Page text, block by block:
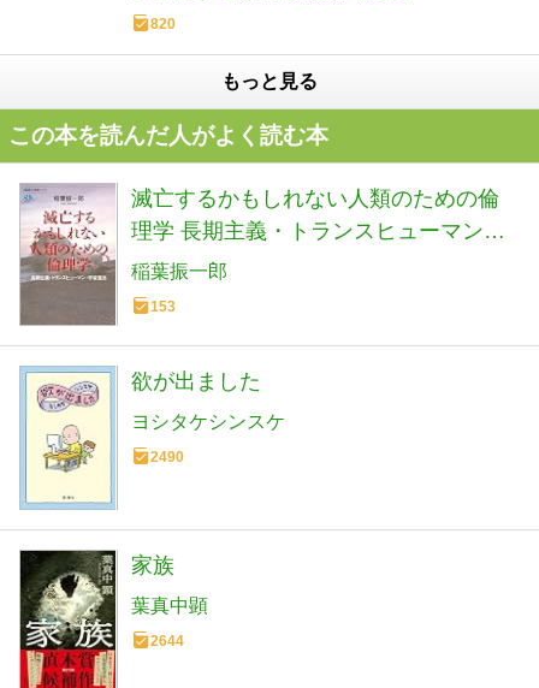
820
もっと見る
この本を読んだ人がよく読む本
滅亡するかもしれない人類のための倫
理学 長期主義・トランスヒューマン・
宇宙進出 (講談社選書メチエ 829)
稲葉振一郎
153
欲が出ました
ヨシタケシンスケ
2490
家族
葉真中顕
2644